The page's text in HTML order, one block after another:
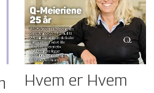
Hvem er Hvem